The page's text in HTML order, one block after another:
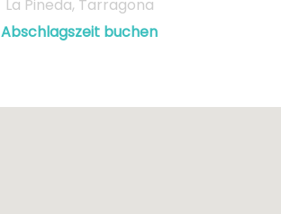
La Pineda, Tarragona
Abschlagszeit buchen